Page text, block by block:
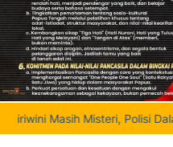
Polisi Dalami Fakta |